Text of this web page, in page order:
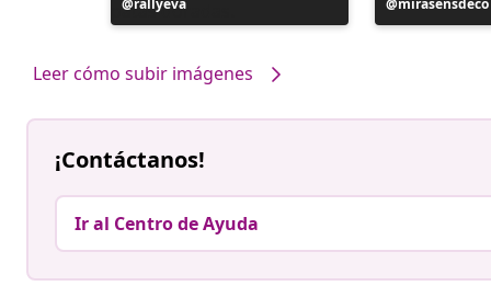
realizada
realizada
Leer cómo subir imágenes
¡Contáctanos!
Ir al Centro de Ayuda